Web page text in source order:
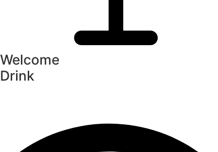
Welcome
Drink